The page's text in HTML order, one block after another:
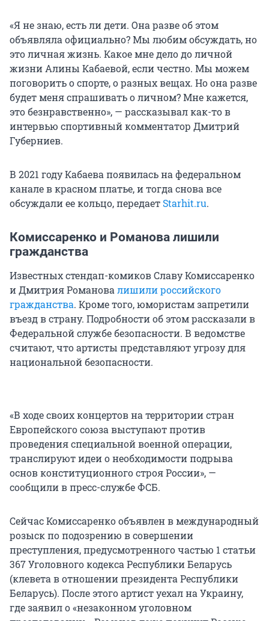
«Я не знаю, есть ли дети. Она разве об этом
объявляла официально? Мы любим обсуждать, но
это личная жизнь. Какое мне дело до личной
жизни Алины Кабаевой, если честно. Мы можем
поговорить о спорте, о разных вещах. Но она разве
будет меня спрашивать о личном? Мне кажется,
это безнравственно», — рассказывал как-то в
интервью спортивный комментатор Дмитрий
Губерниев.
В 2021 году Кабаева появилась на федеральном
канале в красном платье, и тогда снова все
обсуждали ее кольцо, передает Starhit.ru.
Комиссаренко и Романова лишили
гражданства
Известных стендап-комиков Славу Комиссаренко
и Дмитрия Романова лишили российского
гражданства. Кроме того, юмористам запретили
въезд в страну. Подробности об этом рассказали в
Федеральной службе безопасности. В ведомстве
считают, что артисты представляют угрозу для
национальной безопасности.
«В ходе своих концертов на территории стран
Европейского союза выступают против
проведения специальной военной операции,
транслируют идеи о необходимости подрыва
основ конституционного строя России», —
сообщили в пресс-службе ФСБ.
Сейчас Комиссаренко объявлен в международный
розыск по подозрению в совершении
преступления, предусмотренного частью 1 статьи
367 Уголовного кодекса Республики Беларусь
(клевета в отношении президента Республики
Беларусь). После этого артист уехал на Украину,
где заявил о «незаконном уголовном